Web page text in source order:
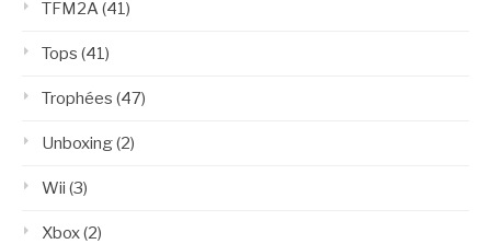
TFM2A(41)
Tops (41)
Trophées (47)
Unboxing(2)
Wii (3)
Xbox(2)